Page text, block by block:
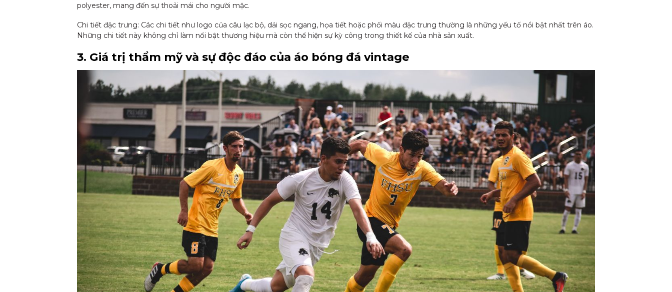
polyester, mang đến sự thoải mái cho người mặc.
Chi tiết đặc trưng: Các chi tiết như logo của câu lạc bộ, dải sọc ngang, họa tiết hoặc phối màu đặc trưng thường là những yếu tố nổi bật nhất trên áo.
Những chi tiết này không chỉ làm nổi bật thương hiệu mà còn thể hiện sự kỳ công trong thiết kế của nhà sản xuất.
3. Giá trị thẩm mỹ và sự độc đáo của áo bóng đá vintage